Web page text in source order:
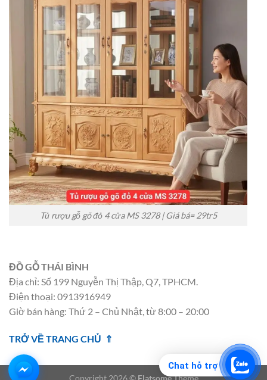
Chat hỗ trợ
Tủ rượu gỗ gõ đỏ 4 cửa MS 3278 | Giá bá= 29tr5
ĐỒ GỖ THÁI BÌNH
Địa chỉ: Số 199 Nguyễn Thị Thập, Q7, TPHCM.
Điện thoại: 0913916949
Giờ bán hàng: Thứ 2 – Chủ Nhật, từ 8:00 – 20:00
TRỞ VỀ TRANG CHỦ ⇑
Copyright 2026 © Flatsome Theme